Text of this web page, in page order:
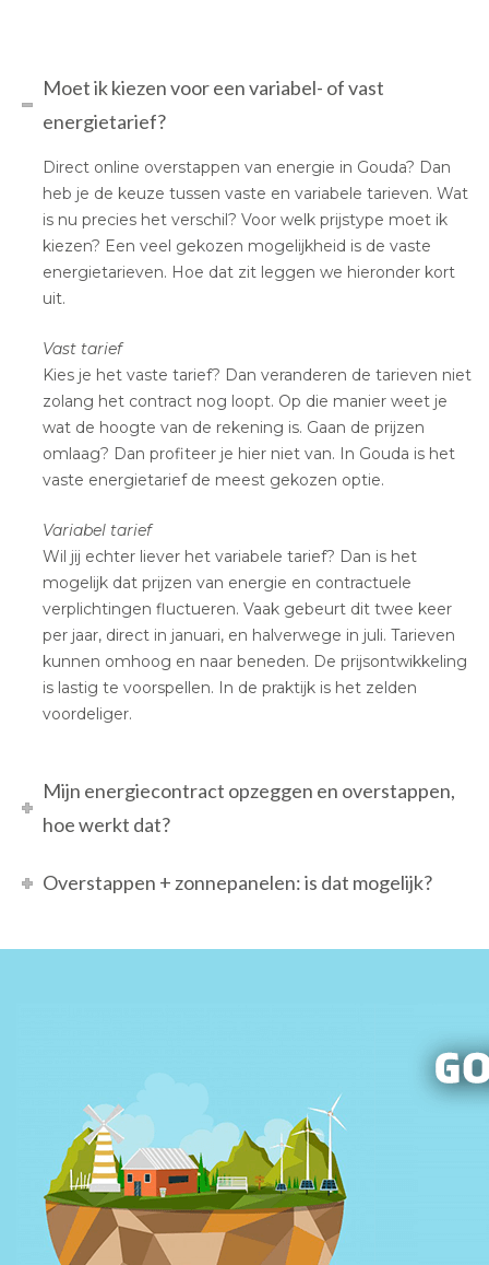
Moet ik kiezen voor een variabel- of vast
energietarief?
Direct online overstappen van energie in Gouda? Dan
heb je de keuze tussen vaste en variabele tarieven. Wat
is nu precies het verschil? Voor welk prijstype moet ik
kiezen? Een veel gekozen mogelijkheid is de vaste
energietarieven. Hoe dat zit leggen we hieronder kort
uit.
Vast tarief
Kies je het vaste tarief? Dan veranderen de tarieven niet
zolang het contract nog loopt. Op die manier weet je
wat de hoogte van de rekening is. Gaan de prijzen
omlaag? Dan profiteer je hier niet van. In Gouda is het
vaste energietarief de meest gekozen optie.
Variabel tarief
Wil jij echter liever het variabele tarief? Dan is het
mogelijk dat prijzen van energie en contractuele
verplichtingen fluctueren. Vaak gebeurt dit twee keer
per jaar, direct in januari, en halverwege in juli. Tarieven
kunnen omhoog en naar beneden. De prijsontwikkeling
is lastig te voorspellen. In de praktijk is het zelden
voordeliger.
Mijn energiecontract opzeggen en overstappen,
hoe werkt dat?
Overstappen + zonnepanelen: is dat mogelijk?